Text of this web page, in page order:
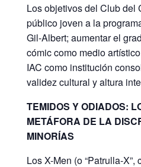
Los objetivos del Club del
público joven a la
Gil-Albert; aumentar el
cómic como medio
IAC como institución
validez cultural y altura
TEMIDOS Y ODIADOS:
METÁFORA DE LA
MINORÍAS
Los X-Men (o “Patrulla-